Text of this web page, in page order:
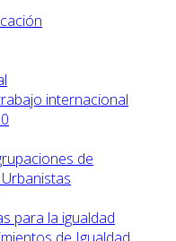
internacional
de
para la igualdad